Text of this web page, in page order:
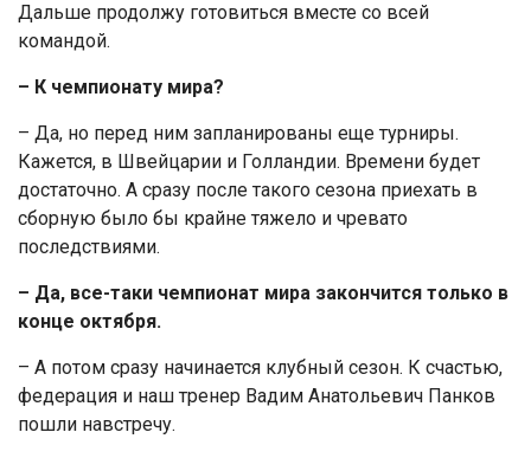
Дальше продолжу готовиться вместе со всей
командой.
– К чемпионату мира?
– Да, но перед ним запланированы еще турниры.
Кажется, в Швейцарии и Голландии. Времени будет
достаточно. А сразу после такого сезона приехать в
сборную было бы крайне тяжело и чревато
последствиями.
– Да, все-таки чемпионат мира закончится только в
конце октября.
– А потом сразу начинается клубный сезон. К счастью,
федерация и наш тренер Вадим Анатольевич Панков
пошли навстречу.